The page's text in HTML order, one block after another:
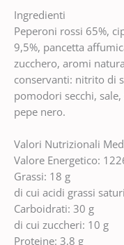
Ingredienti
Peperoni rossi 65%,
9,5%, pancetta
zucchero, aromi
conservanti: nitrito di
pomodori secchi,
pepe nero.
Valori Nutrizionali
Valore Energetico:
Grassi: 18 g
di cui acidi grassi
Carboidrati: 30 g
di cui zuccheri: 10 g
Proteine: 3,8 g